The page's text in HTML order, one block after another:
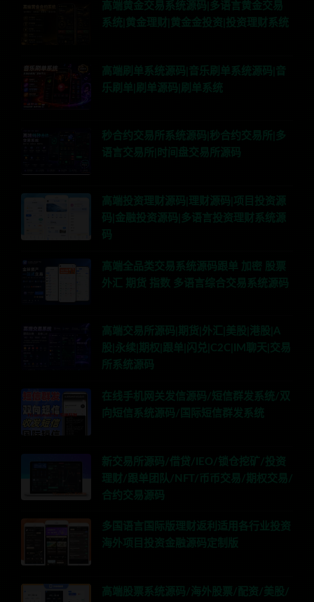
高端黄金交易系统源码|多语言黄金交易
系统|黄金理财|黄金金投资|投资理财系统
高端刷单系统源码|音乐刷单系统源码|音
乐刷单|刷单源码|刷单系统
秒合约交易所系统源码|秒合约交易所|多
语言交易所|时间盘交易所源码
高端投资理财源码|理财源码|项目投资源
码|金融投资源码|多语言投资理财系统源
码
高端全品类交易系统源码跟单 加密 股票
外汇 期货 指数 多语言综合交易系统源码
高端交易所源码|期货|外汇|美股|港股|A
股|永续|期权|跟单|闪兑|C2C|IM聊天|交易
所系统源码
在线手机网关发信源码/短信群发系统/双
向短信系统源码/国际短信群发系统
新交易所源码/借贷/IEO/锁仓挖矿/投资
理财/跟单团队/NFT/币币交易/期权交易/
合约交易源码
多国语言国际版理财返利适用各行业投资
海外项目投资金融源码定制版
高端股票系统源码/海外股票/配资/美股/